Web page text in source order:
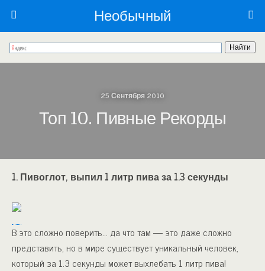
Необычный
25 Сентября 2010
Топ 10. Пивные Рекорды
1. Пивоглот, выпил 1 литр пива за 1.3 секунды
В это сложно поверить… да что там — это даже сложно
представить, но в мире существует уникальный человек,
который за 1.3 секунды может выхлебать 1 литр пива!